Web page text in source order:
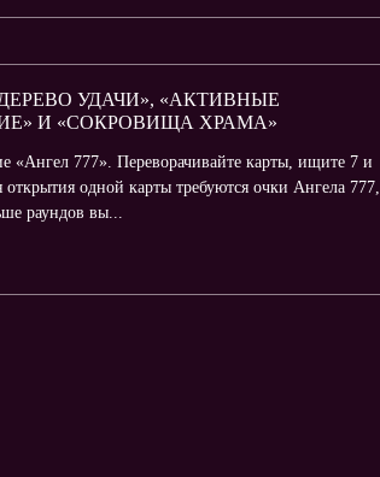
УДАЧИ», «АКТИВНЫЕ
И «СОКРОВИЩА ХРАМА»
«Ангел 777». Переворачивайте карты, ищите 7 и
одной карты требуются очки Ангела 777,
раундов вы...